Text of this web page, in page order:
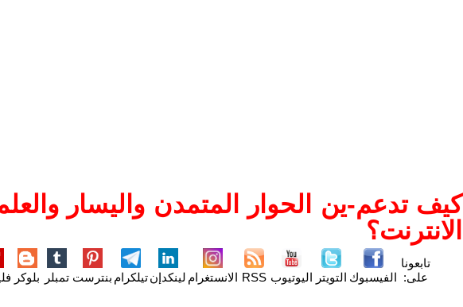
كيف تدعم-ين الحوار المتمدن واليسار
الانترنت؟
تابعونا
على: الفيسبوك التويتر اليوتيوب RSS الانستغرام لينكدإنتيلكرام بنترست تمبلر بلوكر